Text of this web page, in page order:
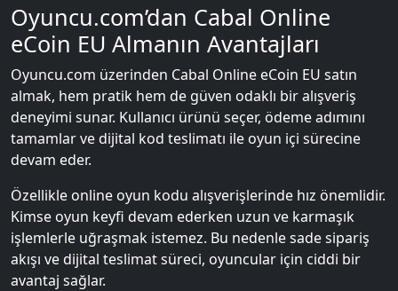
Oyuncu.com’dan Cabal Online
eCoin EU Almanın Avantajları
Oyuncu.com üzerinden Cabal Online eCoin EU satın
almak, hem pratik hem de güven odaklı bir alışveriş
deneyimi sunar. Kullanıcı ürünü seçer, ödeme adımını
tamamlar ve dijital kod teslimatı ile oyun içi sürecine
devam eder.
Özellikle online oyun kodu alışverişlerinde hız önemlidir.
Kimse oyun keyfi devam ederken uzun ve karmaşık
işlemlerle uğraşmak istemez. Bu nedenle sade sipariş
akışı ve dijital teslimat süreci, oyuncular için ciddi bir
avantaj sağlar.